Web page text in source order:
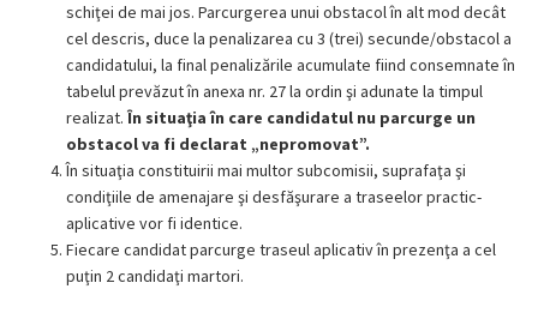
schiţei de mai jos. Parcurgerea unui obstacol în alt mod decât
cel descris, duce la penalizarea cu 3 (trei) secunde/obstacol a
candidatului, la final penalizările acumulate fiind consemnate în
tabelul prevăzut în anexa nr. 27 la ordin şi adunate la timpul
realizat. În situaţia în care candidatul nu parcurge un
obstacol va fi declarat „nepromovat”.
În situaţia constituirii mai multor subcomisii, suprafaţa şi
condiţiile de amenajare şi desfăşurare a traseelor practic-
aplicative vor fi identice.
Fiecare candidat parcurge traseul aplicativ în prezenţa a cel
puţin 2 candidaţi martori.